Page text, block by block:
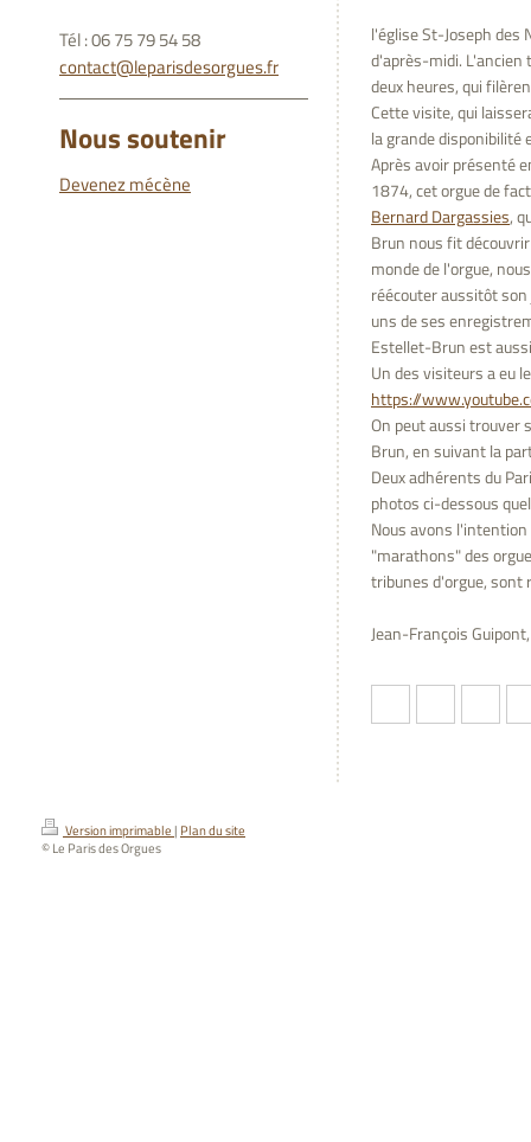
Tél : 06 75 79 54 58
contact@leparisdesorgues.fr
Nous soutenir
Devenez mécène
l'église St-Joseph
d'après-midi.
deux heures, qui
Cette visite, qui
la grande disponibilité
Après avoir présenté
1874, cet orgue de
Bernard Dargassies,
Brun nous fit
monde de l'orgue,
réécouter aussitôt
uns de ses
Estellet-Brun est
Un des visiteurs a eu
https://
On peut aussi trouver
Brun, en suivant la
Deux adhérents du
photos ci-dessous
Nous avons
"marathons" des
tribunes d'orgue, sont
Jean-François
Version imprimable | Plan du site
© Le Paris des Orgues